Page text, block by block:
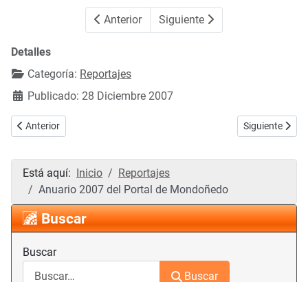
Anterior Siguiente
Detalles
Categoría: Reportajes
Publicado: 28 Diciembre 2007
Artículo anterior: Recomendaciones que debes tener en cuenta a la
Anterior Artículo
Siguiente
Está aquí: Inicio
Reportajes
Anuario 2007 del Portal de Mondoñedo
Buscar
Buscar
Buscar